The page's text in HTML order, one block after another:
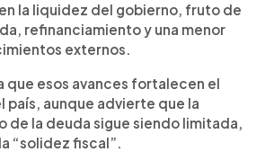
la liquidez del gobierno, fruto de
refinanciamiento y una menor
externos.
que esos avances fortalecen el
aunque advierte que la
de la deuda sigue siendo limitada,
“solidez fiscal”.